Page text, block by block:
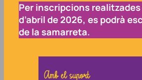
Per inscripcions
d’abril de 2026, es podrà
de la samarreta.